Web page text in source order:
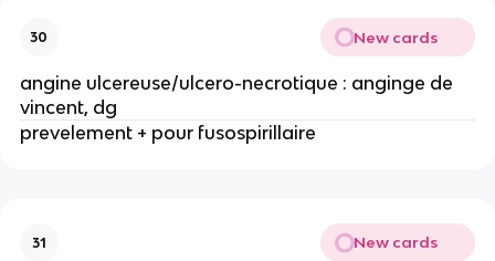
30 New cards
angine ulcereuse/ulcero-necrotique : anginge de
vincent, dg
prevelement + pour fusospirillaire
31 New cards